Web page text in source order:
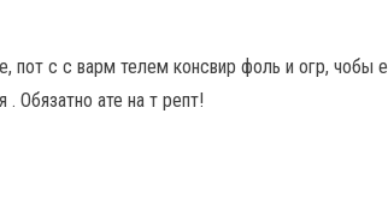
с с варм телем консвир фоль и огр, чобы е
Обязатно ате на т репт!